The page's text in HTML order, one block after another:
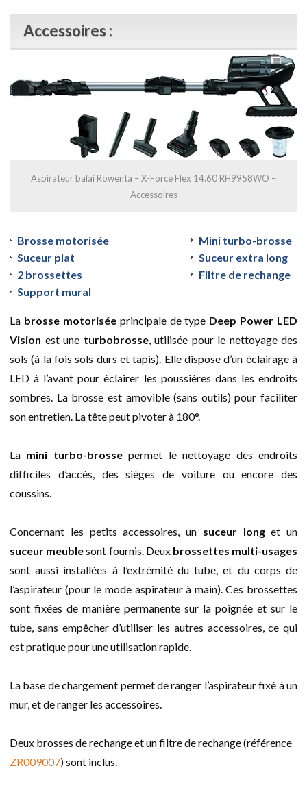
Accessoires :
Aspirateur balai Rowenta – X-Force Flex 14.60 RH9958WO –
Accessoires
Brosse motorisée
Mini turbo-brosse
Suceur plat
Suceur extra long
2 brossettes
Filtre de rechange
Support mural
La brosse motoriséeprincipale de type Deep Power LED
Vision est une turbobrosse, utilisée pour le nettoyage des
sols (à la fois sols durs et tapis). Elle dispose d’un éclairage à
LED à l’avant pour éclairer les poussières dans les endroits
sombres. La brosse est amovible (sans outils) pour faciliter
son entretien. La tête peut pivoter à 180°.
La mini turbo-brossepermet le nettoyage des endroits
difficiles d’accès, des sièges de voiture ou encore des
coussins.
Concernant les petits accessoires, un suceur longet un
suceur meublesont fournis. Deux brossettes multi-usages
sont aussi installées à l’extrémité du tube, et du corps de
l’aspirateur (pour le mode aspirateur à main). Ces brossettes
sont fixées de manière permanente sur la poignée et sur le
tube, sans empêcher d’utiliser les autres accessoires, ce qui
est pratique pour une utilisation rapide.
La base de chargement permet de ranger l’aspirateur fixé à un
mur, et de ranger les accessoires.
Deux brosses de rechange et un filtre de rechange (référence
ZR009007) sont inclus.